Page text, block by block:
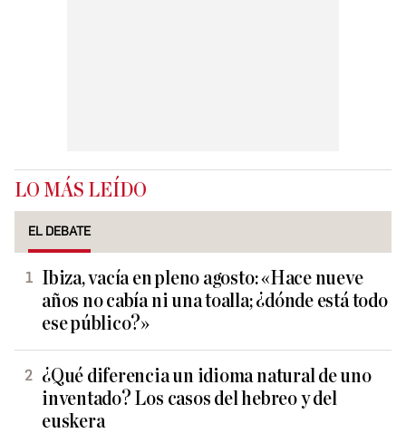
LO MÁS LEÍDO
EL DEBATE
Ibiza, vacía en pleno agosto: «Hace nueve
años no cabía ni una toalla; ¿dónde está todo
ese público?»
¿Qué diferencia un idioma natural de uno
inventado? Los casos del hebreo y del
euskera